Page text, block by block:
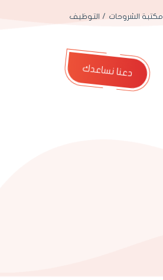
مكتبة الشروحات التوظيف
دعنا نساعدك